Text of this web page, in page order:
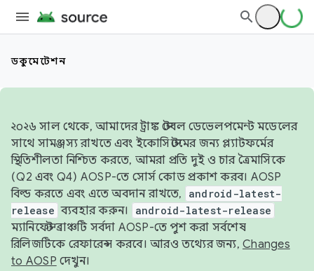
ডকুমেন্টেশন
২০২৬ সাল থেকে, আমাদের ট্রাঙ্ক স্টেবল ডেভেলপমেন্ট মডেলের
সাথে সামঞ্জস্য রাখতে এবং ইকোসিস্টেমের জন্য প্ল্যাটফর্মের
স্থিতিশীলতা নিশ্চিত করতে, আমরা প্রতি দুই ও চার ত্রৈমাসিকে
(Q2 এবং Q4) AOSP-তে সোর্স কোড প্রকাশ করব। AOSP
বিল্ড করতে এবং এতে অবদান রাখতে,
android-latest-
release ব্যবহার করুন। android-latest-release
ম্যানিফেস্ট ব্রাঞ্চটি সর্বদা AOSP-তে পুশ করা সর্বশেষ
রিলিজটিকে রেফারেন্স করবে। আরও তথ্যের জন্য, Changes
to AOSP দেখুন।